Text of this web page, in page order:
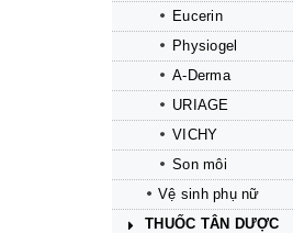
Mua hàng
Eucerin
Physiogel
A-Derma
URIAGE
VICHY
Son môi
Vệ sinh phụ nữ
THUỐC TÂN DƯỢC